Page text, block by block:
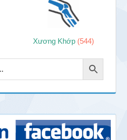
Xương Khớp (544)